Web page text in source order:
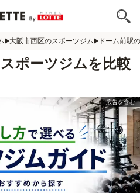
大阪市西区のスポーツジム ドーム前駅
ポーツジムを比較